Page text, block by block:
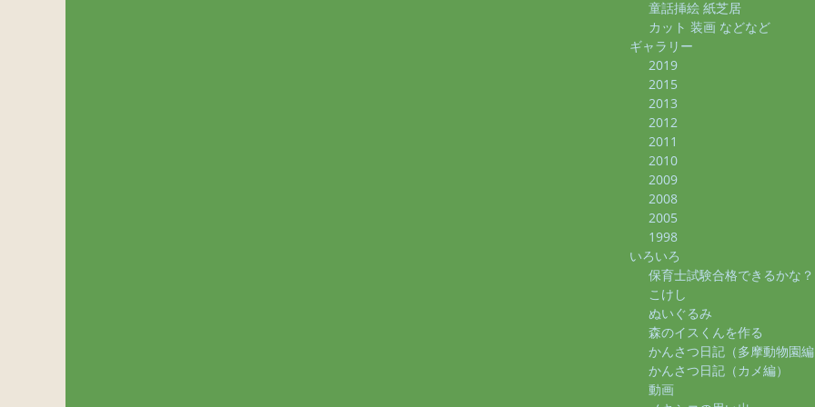
童話挿絵 紙芝居
カット 装画 などなど
ギャラリー
2019
2015
2013
2012
2011
2010
2009
2008
2005
1998
いろいろ
保育士試験合格できるかな？
こけし
ぬいぐるみ
森のイスくんを作る
かんさつ日記（多摩動物園
かんさつ日記（カメ編）
動画